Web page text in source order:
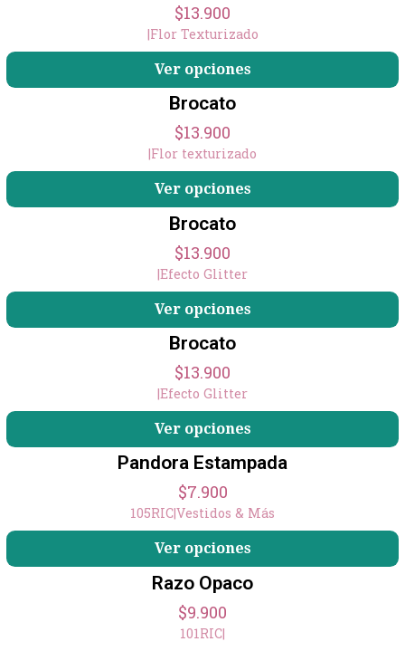
$13.900
|Flor Texturizado
Ver opciones
Brocato
$13.900
|Flor texturizado
Ver opciones
Brocato
$13.900
|Efecto Glitter
Ver opciones
Brocato
$13.900
|Efecto Glitter
Ver opciones
Pandora Estampada
$7.900
105RIC|Vestidos & Más
Ver opciones
Razo Opaco
$9.900
101RIC|